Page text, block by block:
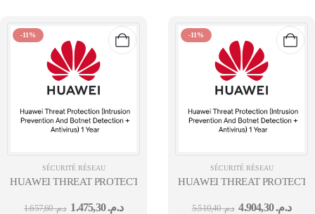
-11%
SÉCURITÉ RÉSEAU
HUAWEI THREAT PROTECTION (INTRUSION PREVENTION
د.م.1.657,60 د.م.1.475,30
-11%
SÉCURITÉ RÉSEAU
HUAWEI THREAT
د.م.5.510,40 د.م.4.904,30